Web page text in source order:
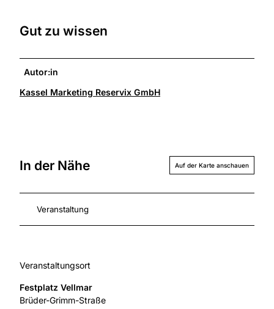
Gut zu wissen
Autor:in
Kassel Marketing Reservix GmbH
In der Nähe Auf der Karte anschauen
Veranstaltung
Veranstaltungsort
Festplatz Vellmar
Brüder-Grimm-Straße